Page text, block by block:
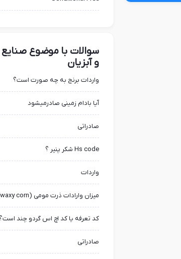
سوالات با موضوع صنایع
و آبزیان
واردات برنج به چه صورت است؟
آیا بادام زمینی صادرمیشود
صادراتی
Hs code شکر پنیر ؟
واردات
میزان وارادات ذرت مومی (waxy corn) چقدر بوده است؟
کد تعرفه یا کد اچ اس گردو چند است؟
صادراتی